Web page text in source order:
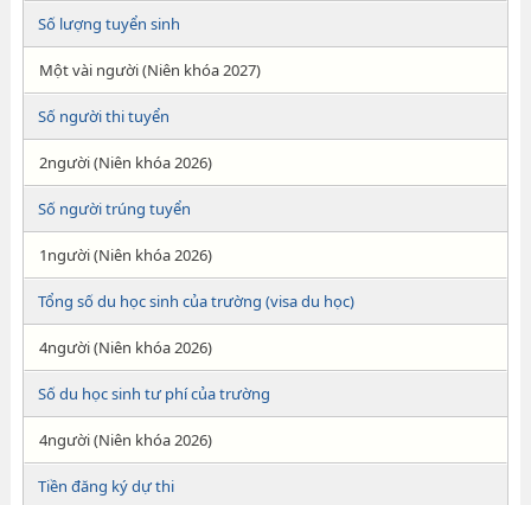
Số lượng tuyển sinh
Một vài người (Niên khóa 2027)
Số người thi tuyển
2người (Niên khóa 2026)
Số người trúng tuyển
1người (Niên khóa 2026)
Tổng số du học sinh của trường (visa du học)
4người (Niên khóa 2026)
Số du học sinh tư phí của trường
4người (Niên khóa 2026)
Tiền đăng ký dự thi